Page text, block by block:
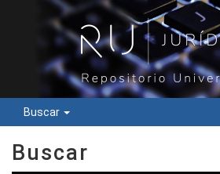
Buscar
Buscar